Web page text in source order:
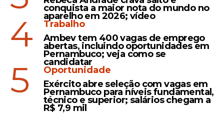
conquista a maior nota do mundo no
aparelho em 2026; vídeo
4
Trabalho
Ambev tem 400 vagas de emprego
abertas, incluindo oportunidades em
Pernambuco; veja como se
candidatar
5
Oportunidade
Exército abre seleção com vagas em
Pernambuco para níveis fundamental,
técnico e superior; salários chegam a
R$ 7,9 mil